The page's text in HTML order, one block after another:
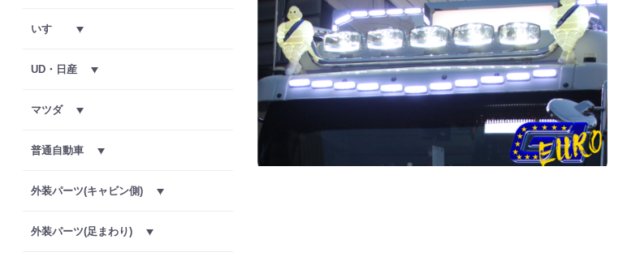
いすゞ
UD・日産
マツダ
普通自動車
外装パーツ(キャビン側)
外装パーツ(足まわり)